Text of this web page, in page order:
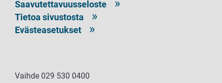
Saavutettavuusseloste
Tietoa sivustosta
Evästeasetukset
Vaihde 029 530 0400